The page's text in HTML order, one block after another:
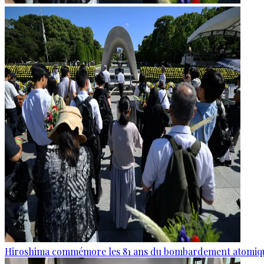
Hiroshima commémore les 81 ans du bombardement